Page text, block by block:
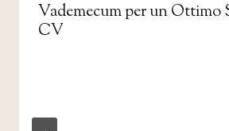
Vademecum per un Ottimo
CV